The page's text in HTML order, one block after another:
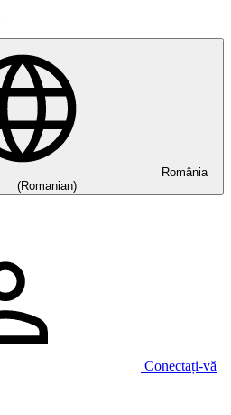
România
(Romanian)
Conectați-vă